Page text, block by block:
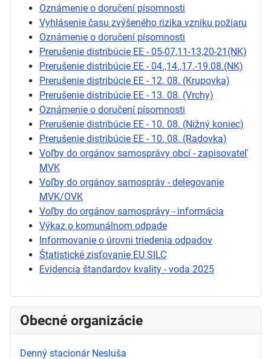
Oznámenie o doručení písomnosti
Vyhlásenie času zvýšeného rizika vzniku požiaru
Oznámenie o doručení písomnosti
Prerušenie distribúcie EE - 05-07,11-13,20-21(NK)
Prerušenie distribúcie EE - 04.,14.,17.-19.08.(NK)
Prerušenie distribúcie EE - 12. 08. (Krupovka)
Prerušenie distribúcie EE - 13. 08. (Vrchy)
Oznámenie o doručení písomnosti
Prerušenie distribúcie EE - 10. 08. (Nižný koniec)
Prerušenie distribúcie EE - 10. 08. (Radovka)
Voľby do orgánov samosprávy obcí - zapisovateľ
MVK
Voľby do orgánov samospráv - delegovanie
MVK/OVK
Voľby do orgánov samosprávy - informácia
Výkaz o komunálnom odpade
Informovanie o úrovni triedenia odpadov
Štatistické zisťovanie EU SILC
Evidencia štandardov kvality - voda 2025
Obecné organizácie
Denný stacionár Nesluša